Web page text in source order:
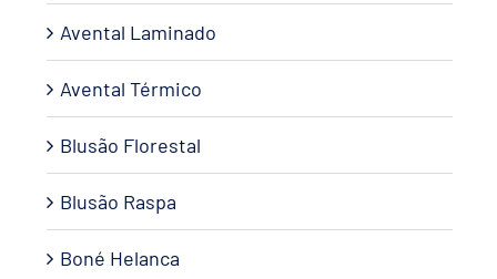
Avental Laminado
Avental Térmico
Blusão Florestal
Blusão Raspa
Boné Helanca